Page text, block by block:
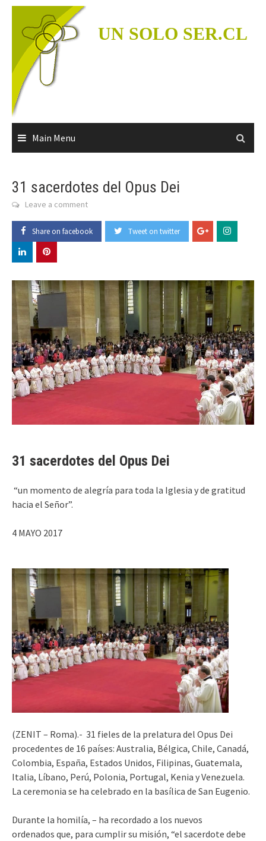
Skip
content
UN SOLO SER.CL
Main Menu
31 sacerdotes del Opus Dei
Leave a comment
Share on facebook Tweet on twitter
31 sacerdotes del Opus Dei
“un momento de alegría para toda la Iglesia y de gratitud
hacia el Señor”.
4 MAYO 2017
(ZENIT – Roma).- 31 fieles de la prelatura del Opus Dei
procedentes de 16 países: Australia, Bélgica, Chile, Canadá,
Colombia, España, Estados Unidos, Filipinas, Guatemala,
Italia, Líbano, Perú, Polonia, Portugal, Kenia y Venezuela.
La ceremonia se ha celebrado en la basílica de San Eugenio.
Durante la homilía, – ha recordado a los nuevos
ordenados que, para cumplir su misión, “el sacerdote debe